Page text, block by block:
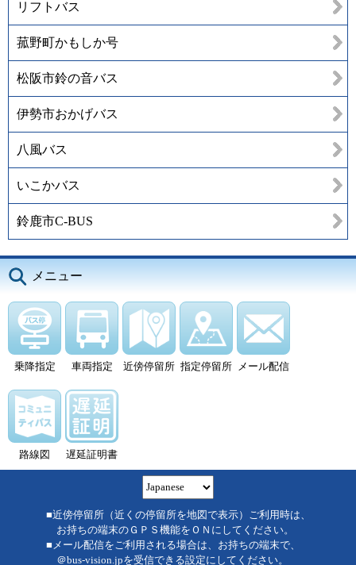
リフトバス
菰野町かもしか号
松阪市鈴の音バス
伊勢市おかげバス
八風バス
いこかバス
鈴鹿市C-BUS
メニュー
乗降指定 車両指定 近傍停留所 指定停留所 メール配信
路線図 遅延証明書
■近傍停留所（近くの停留所を地図で表示）ご利用時は、
お持ちの端末のＧＰＳ機能をＯＮにしてください。
■メール配信をご利用される場合は、お持ちの端末で、
＠bus-vision.jpを受信できる設定にしてください。